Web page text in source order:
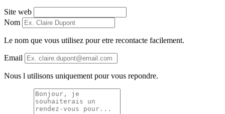
Site web
Nom
Le nom que vous utilisez pour etre recontacte facilement.
Email
Nous l utilisons uniquement pour vous repondre.